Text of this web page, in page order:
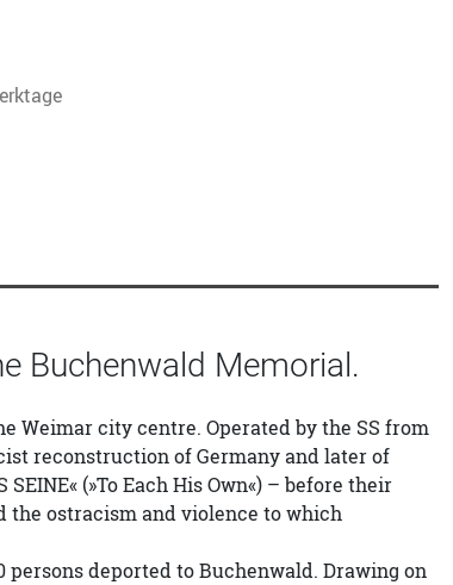
Buchenwald Memorial.
Weimar city centre. Operated by the SS from
reconstruction of Germany and later of
(»To Each His Own«) – before their
the ostracism and violence to which
deported to Buchenwald. Drawing on